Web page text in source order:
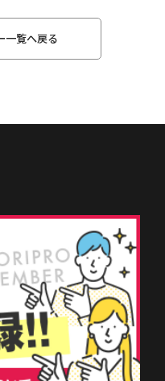
一覧へ戻る